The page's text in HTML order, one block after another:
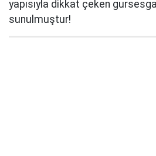
yapısıyla dikkat çeken
sunulmuştur!